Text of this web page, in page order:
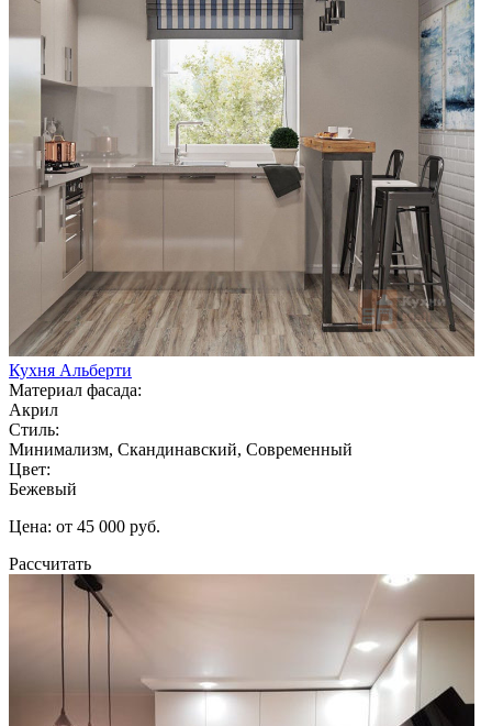
Кухня Альберти
Материал фасада:
Акрил
Стиль:
Минимализм, Скандинавский, Современный
Цвет:
Бежевый
Цена: от 45 000 руб.
Рассчитать